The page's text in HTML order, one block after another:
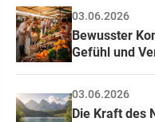
03.06.2026
Bewusster
Gefühl und
03.06.2026
Die Kraft des